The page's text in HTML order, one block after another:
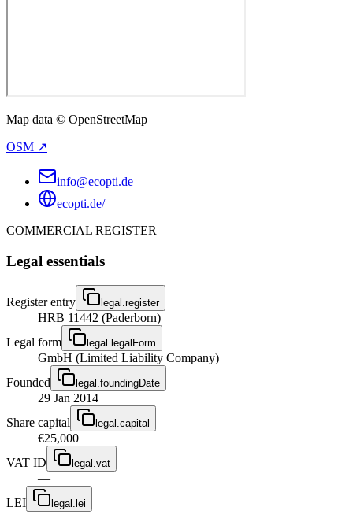
Map data © OpenStreetMap
OSM ↗
info@ecopti.de
ecopti.de/
COMMERCIAL REGISTER
Legal essentials
Register entry legal.register
HRB 11442 (Paderborn)
Legal form
legal.legalForm
GmbH (Limited Liability Company)
Founded
legal.foundingDate
29 Jan 2014
Share capital
legal.capital
€25,000
VAT ID
legal.vat
—
LEI
legal.lei